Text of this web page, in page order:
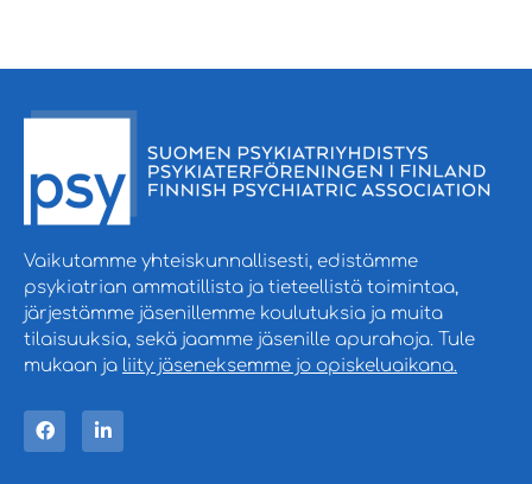
Vaikutamme yhteiskunnallisesti, edistämme
psykiatrian ammatillista ja tieteellistä toimintaa,
järjestämme jäsenillemme koulutuksia ja muita
tilaisuuksia, sekä jaamme jäsenille apurahoja. Tule
mukaan ja liity jäseneksemme jo opiskeluaikana.